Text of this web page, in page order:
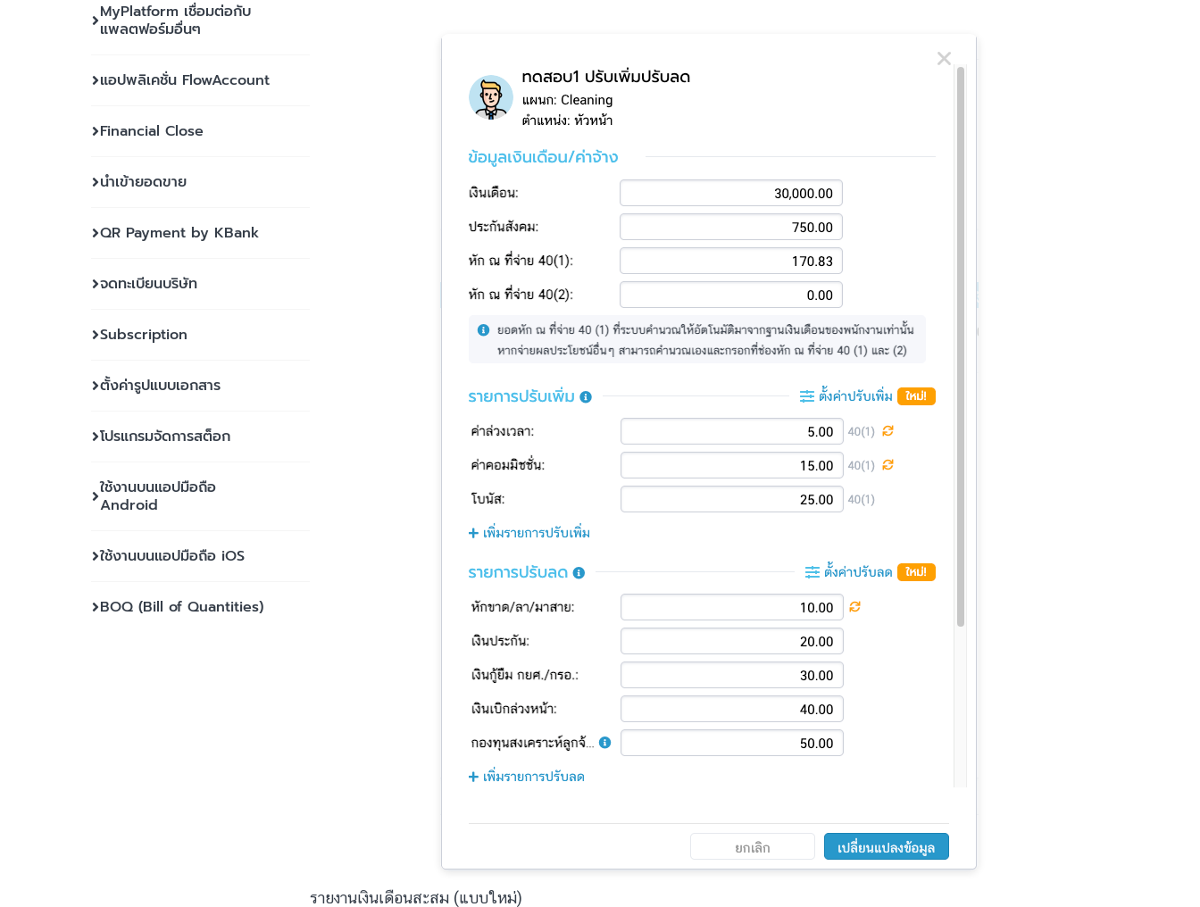
MyPlatform เชื่อมต่อกับ
แพลตฟอร์มอื่นๆ
แอปพลิเคชั่น FlowAccount
Financial Close
นำเข้ายอดขาย
QR Payment by KBank
จดทะเบียนบริษัท
Subscription
ตั้งค่ารูปแบบเอกสาร
โปรแกรมจัดการสต็อก
ใช้งานบนแอปมือถือ
Android
ใช้งานบนแอปมือถือ iOS
BOQ (Bill of Quantities)
รายงานเงินเดือนสะสม (แบบใหม่)